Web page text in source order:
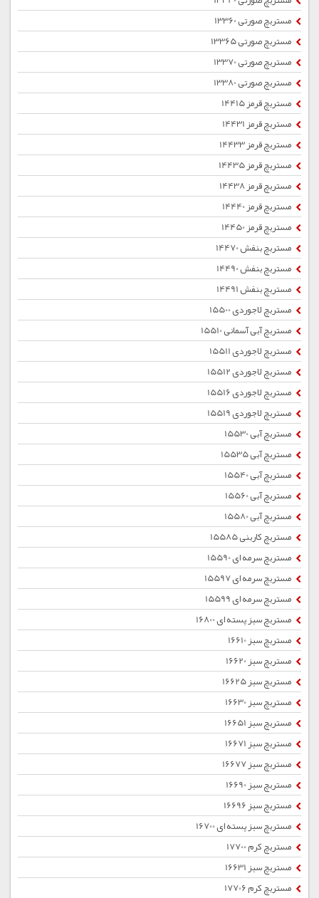
مستربچ صورتی 13360
مستربچ صورتی 13365
مستربچ صورتی 13370
مستربچ صورتی 13380
مستربچ قرمز 14415
مستربچ قرمز 14431
مستربچ قرمز 14433
مستربچ قرمز 14435
مستربچ قرمز 14438
مستربچ قرمز 14440
مستربچ قرمز 14450
مستربچ بنفش 14470
مستربچ بنفش 14490
مستربچ بنفش 14491
مستربچ لاجوردی 15500
مستربچ آبی آسمانی 15510
مستربچ لاجوردی 15511
مستربچ لاجوردی 15512
مستربچ لاجوردی 15516
مستربچ لاجوردی 15519
مستربچ آبی 15530
مستربچ آبی 15535
مستربچ آبی 15540
مستربچ آبی 15560
مستربچ آبی 15580
مستربچ کاربنی 15585
مستربچ سرمه ای 15590
مستربچ سرمه ای 15597
مستربچ سرمه ای 15599
مستربچ سبز پسته ای 16800
مستربچ سبز 16610
مستربچ سبز 16620
مستربچ سبز 16625
مستربچ سبز 16630
مستربچ سبز 16651
مستربچ سبز 16671
مستربچ سبز 16677
مستربچ سبز 16690
مستربچ سبز 16696
مستربچ سبز پسته ای 16700
مستربچ کرم 17700
مستربچ سبز 16631
مستربچ کرم 17706